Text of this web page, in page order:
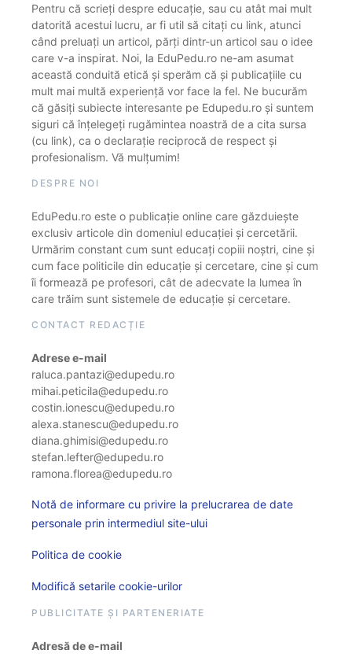
Pentru că scrieți despre educație, sau cu atât mai mult
datorită acestui lucru, ar fi util să citați cu link, atunci
când preluați un articol, părți dintr-un articol sau o idee
care v-a inspirat. Noi, la EduPedu.ro ne-am asumat
această conduită etică și sperăm că și publicațiile cu
mult mai multă experiență vor face la fel. Ne bucurăm
că găsiți subiecte interesante pe Edupedu.ro și suntem
siguri că înțelegeți rugămintea noastră de a cita sursa
(cu link), ca o declarație reciprocă de respect și
profesionalism. Vă mulțumim!
DESPRE NOI
EduPedu.ro este o publicație online care găzduiește
exclusiv articole din domeniul educației și cercetării.
Urmărim constant cum sunt educați copiii noștri, cine și
cum face politicile din educație și cercetare, cine și cum
îi formează pe profesori, cât de adecvate la lumea în
care trăim sunt sistemele de educație și cercetare.
CONTACT REDACȚIE
Adrese e-mail
raluca.pantazi@edupedu.ro
mihai.peticila@edupedu.ro
costin.ionescu@edupedu.ro
alexa.stanescu@edupedu.ro
diana.ghimisi@edupedu.ro
stefan.lefter@edupedu.ro
ramona.florea@edupedu.ro
Notă de informare cu privire la prelucrarea de date
personale prin intermediul site-ului
Politica de cookie
Modifică setarile cookie-urilor
PUBLICITATE ȘI PARTENERIATE
Adresă de e-mail